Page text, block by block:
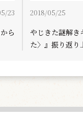
23
ら
2018/05/25
やじきた謎解き
た〉』振り返り